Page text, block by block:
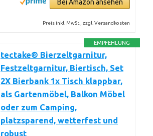
Bei Amazon ansehen
Preis inkl. MwSt., zzgl. Versandkosten
EMPFEHLUNG
tectake® Bierzeltgarnitur,
Festzeltgarnitur, Biertisch, Set
2X Bierbank 1x Tisch klappbar,
als Gartenmöbel, Balkon Möbel
oder zum Camping,
platzsparend, wetterfest und
robust